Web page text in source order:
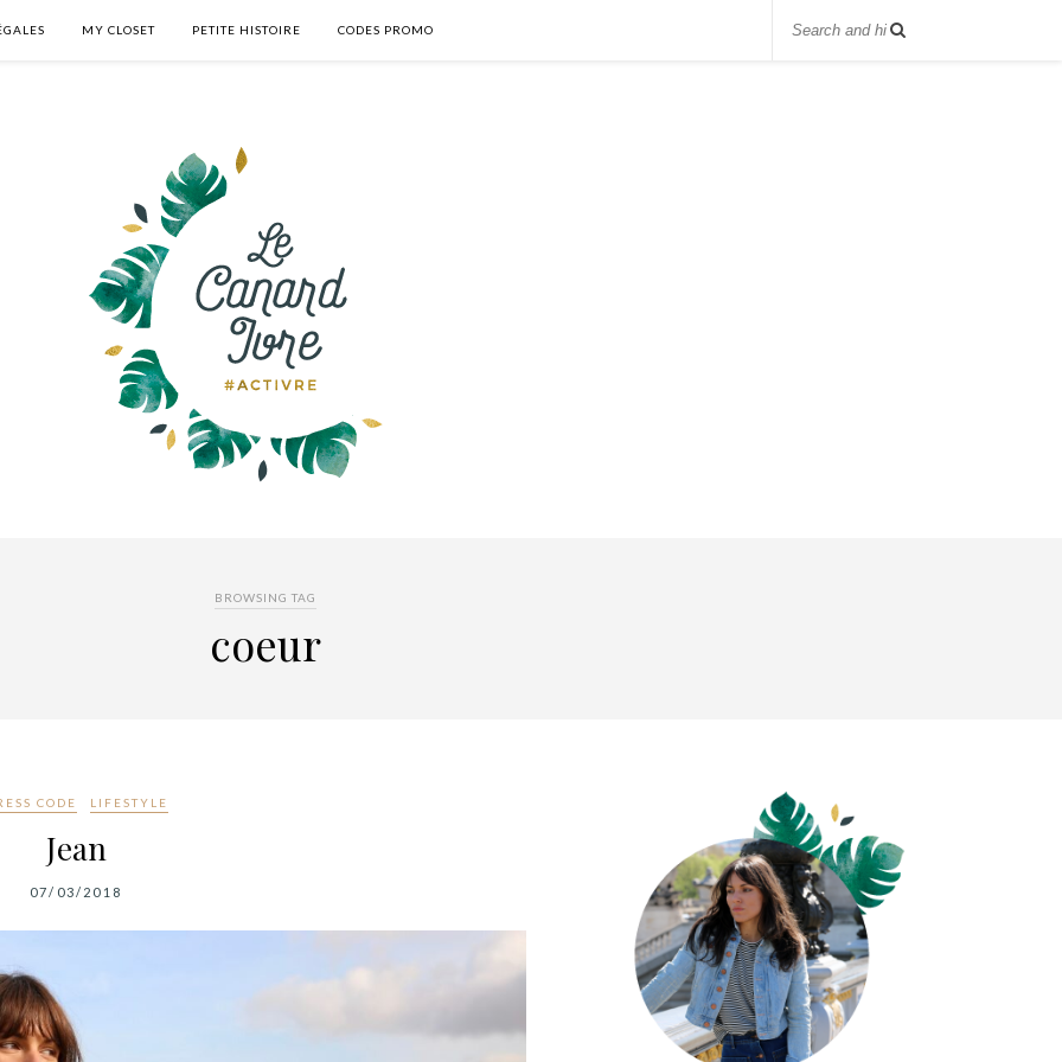
MY CLOSET PETITE HISTOIRE CODES PROMO
BROWSING TAG
coeur
CODE LIFESTYLE
Jean
07/03/2018